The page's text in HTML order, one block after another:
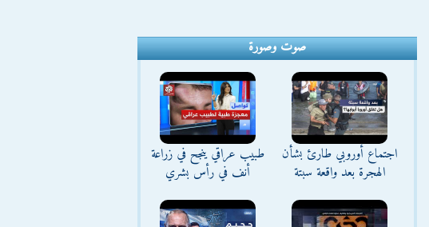
صوت وصورة
اجتماع أوروبي طارئ بشأن
الهجرة بعد واقعة سبتة
طبيب عراقي ينجح في زراعة
أنف في رأس بشري